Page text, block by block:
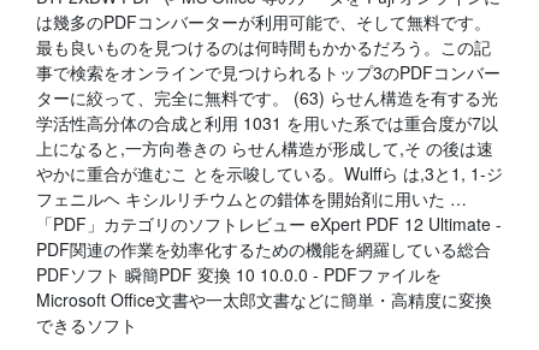
は幾多のPDFコンバーターが利用可能で、そして無料です。
最も良いものを見つけるのは何時間もかかるだろう。この記
事で検索をオンラインで見つけられるトップ3のPDFコンバー
ターに絞って、完全に無料です。 (63) らせん構造を有する光
学活性高分体の合成と利用 1031 を用いた系では重合度が7以
上になると,一方向巻きの らせん構造が形成して,そ の後は速
やかに重合が進むこ とを示唆している。Wulffら は,3と1, 1-ジ
フェニルヘ キシルリチウムとの錯体を開始剤に用いた …
「PDF」カテゴリのソフトレビュー eXpert PDF 12 Ultimate -
PDF関連の作業を効率化するための機能を網羅している総合
PDFソフト 瞬簡PDF 変換 10 10.0.0 - PDFファイルを
Microsoft Office文書や一太郎文書などに簡単・高精度に変換
できるソフト